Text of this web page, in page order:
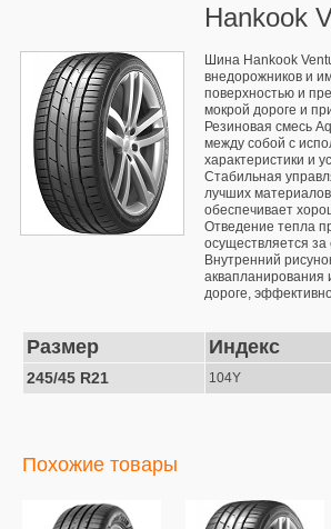
Hankook
Шина Hankook
внедорожников и
поверхностью и
мокрой дороге и
Резиновая смесь
между собой с
характеристики и
Стабильная
лучших
обеспечивает
Отведение тепла
осуществляется
Внутренний
аквапланирования
дороге,
Размер Индекс
245/45 R21 104Y
Похожие товары